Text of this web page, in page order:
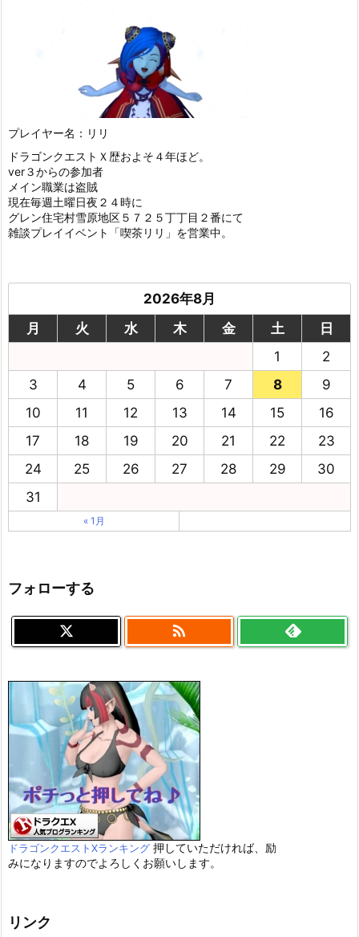
プレイヤー名：リリ
ドラゴンクエストＸ歴およそ４年ほど。
ver３からの参加者
メイン職業は盗賊
現在毎週土曜日夜２４時に
グレン住宅村雪原地区５７２５丁丁目２番にて
雑談プレイイベント「喫茶リリ」を営業中。
2026年8月
月
火 水 木 金 土
日
1
2
3
4 5 6 7 8
9
10
11 12 13 14 15
16
17
18 19 20 21 22
23
24
25 26 27 28 29
30
31
« 1月
フォローする

ドラゴンクエストXランキング 押していただければ、励
みになりますのでよろしくお願いします。
リンク